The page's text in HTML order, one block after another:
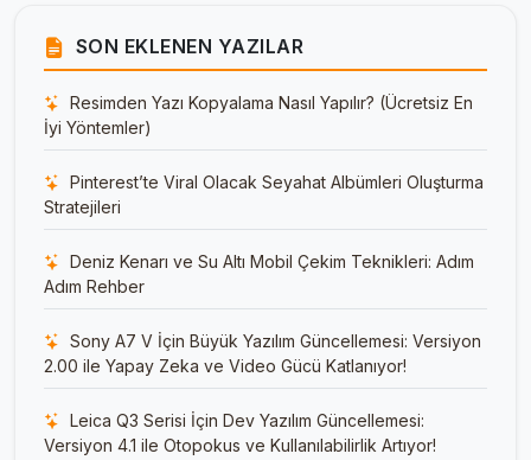
SON EKLENEN YAZILAR
Resimden Yazı Kopyalama Nasıl Yapılır? (Ücretsiz En
İyi Yöntemler)
Pinterest’te Viral Olacak Seyahat Albümleri Oluşturma
Stratejileri
Deniz Kenarı ve Su Altı Mobil Çekim Teknikleri: Adım
Adım Rehber
Sony A7 V İçin Büyük Yazılım Güncellemesi: Versiyon
2.00 ile Yapay Zeka ve Video Gücü Katlanıyor!
Leica Q3 Serisi İçin Dev Yazılım Güncellemesi:
Versiyon 4.1 ile Otopokus ve Kullanılabilirlik Artıyor!